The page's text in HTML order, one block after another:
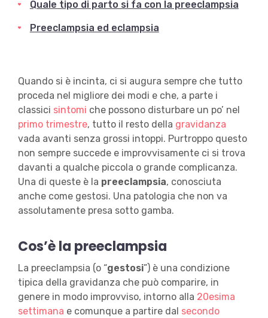
Quale tipo di parto si fa con la preeclampsia
Preeclampsia ed eclampsia
Quando si è incinta, ci si augura sempre che tutto
proceda nel migliore dei modi e che, a parte i
classici sintomi che possono disturbare un po’ nel
primo trimestre, tutto il resto della gravidanza
vada avanti senza grossi intoppi. Purtroppo questo
non sempre succede e improvvisamente ci si trova
davanti a qualche piccola o grande complicanza.
Una di queste è la preeclampsia, conosciuta
anche come gestosi. Una patologia che non va
assolutamente presa sotto gamba.
Cos’è la preeclampsia
La preeclampsia (o “gestosi”) è una condizione
tipica della gravidanza che può comparire, in
genere in modo improvviso, intorno alla 20esima
settimana e comunque a partire dal secondo